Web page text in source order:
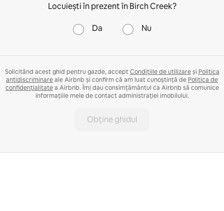
Locuiești în prezent în Birch Creek?
Da Nu
Solicitând acest ghid pentru gazde, acceptCondițiile de utilizareși Politica
antidiscriminareale Airbnb și confirm că am luat cunoștință de Politica de
confidențialitatea Airbnb. Îmi dau consimțământul ca Airbnb să comunice
informațiile mele de contact administrației imobilului.
Obține ghidul